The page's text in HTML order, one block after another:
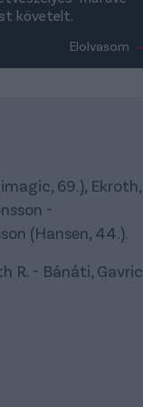
követelt.
Elolvasom
69.), Ekroth,
-
(Hansen, 44.).
R. - Bánáti, Gavric